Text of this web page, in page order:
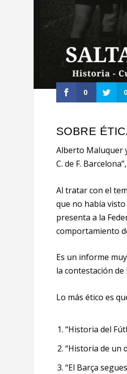
0 0
SOBRE
Alberto Maluquer
C. de F.
Al tratar con el
que no había
presenta a la
comportamiento
Es un informe
la contestación de
Lo más ético es
“Historia del
“Historia de un
“El Barça